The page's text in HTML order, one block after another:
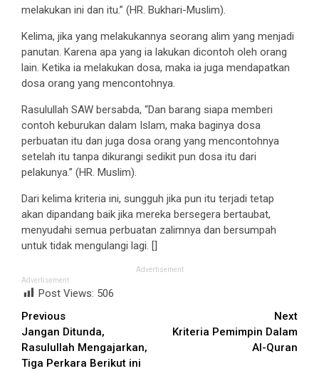
melakukan ini dan itu.” (HR. Bukhari-Muslim).
Kelima, jika yang melakukannya seorang alim yang menjadi
panutan. Karena apa yang ia lakukan dicontoh oleh orang
lain. Ketika ia melakukan dosa, maka ia juga mendapatkan
dosa orang yang mencontohnya.
Rasulullah SAW bersabda, “Dan barang siapa memberi
contoh keburukan dalam Islam, maka baginya dosa
perbuatan itu dan juga dosa orang yang mencontohnya
setelah itu tanpa dikurangi sedikit pun dosa itu dari
pelakunya.” (HR. Muslim).
Dari kelima kriteria ini, sungguh jika pun itu terjadi tetap
akan dipandang baik jika mereka bersegera bertaubat,
menyudahi semua perbuatan zalimnya dan bersumpah
untuk tidak mengulangi lagi. []
Advertisement
Advertisement
Post Views: 506
Continue
Reading
Previous
Jangan Ditunda,
Rasulullah Mengajarkan,
Tiga Perkara Berikut ini
Next
Kriteria Pemimpin Dalam
Al-Quran